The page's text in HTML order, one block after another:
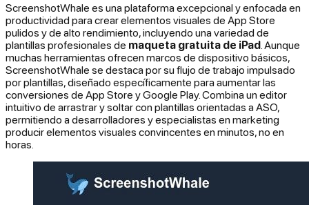
ScreenshotWhale es una plataforma excepcional y enfocada en
productividad para crear elementos visuales de App Store
pulidos y de alto rendimiento, incluyendo una variedad de
plantillas profesionales de maqueta gratuita de iPad . Aunque
muchas herramientas ofrecen marcos de dispositivo básicos,
ScreenshotWhale se destaca por su flujo de trabajo impulsado
por plantillas, diseñado específicamente para aumentar las
conversiones de App Store y Google Play. Combina un editor
intuitivo de arrastrar y soltar con plantillas orientadas a ASO,
permitiendo a desarrolladores y especialistas en marketing
producir elementos visuales convincentes en minutos, no en
horas.